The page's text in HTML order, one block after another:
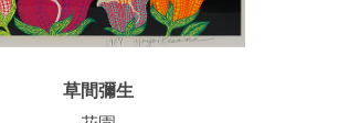
草間彌生